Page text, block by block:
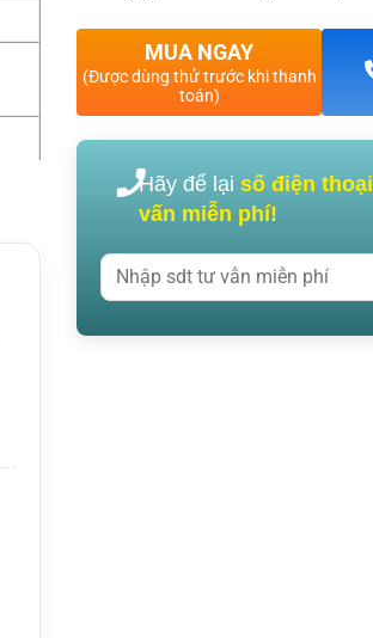
MUA NGAY
(Được dùng thử trước khi thanh
toán)
Hãy để lạisố điện thoại
vấn miễn phí!